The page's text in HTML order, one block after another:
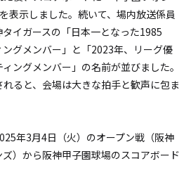
表示しました。続いて、場内放送係員
イガースの「日本一となった1985
グメンバー」と「2023年、リーグ優
ングメンバー」の名前が並びました。
ると、会場は大きな拍手と歓声に包ま
年3月4日（火）のオープン戦（阪神
）から阪神甲子園球場のスコアボード